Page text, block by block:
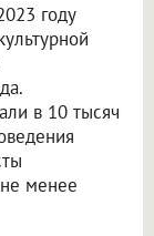
году
в 10 тысяч
менее